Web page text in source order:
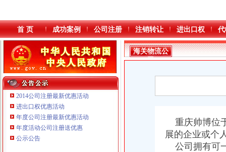
本站导航
首 页 成功案例 公司注册 注销转让 进出口权
2014公司注册最新优惠活动
进出口权优惠活动
年度公司注册最新优惠活动
年度活动公司注册送优惠
公示公告
重庆鸽牌电线电缆有限公司 渝北10010万 (进出口权)
重庆傲志众达投资咨询有限责任公司 渝九1000万 （增资）
海关物流公
司
重庆帅博位
展的企业或个
公司拥有可